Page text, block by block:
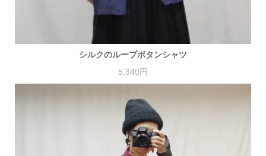
シルクのループボタンシャツ
5,340円